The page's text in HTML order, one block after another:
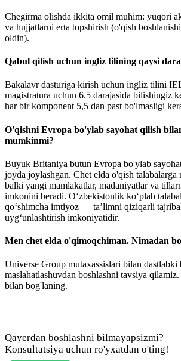
Chegirma olishda ikkita omil muhim: yuqori
va hujjatlarni erta topshirish (o'qish
oldin).
Qabul qilish uchun ingliz tilining qaysi
Bakalavr dasturiga kirish uchun ingliz tilini
magistratura uchun 6.5 darajasida bilishingiz
har bir komponent 5,5 dan past bo'lmasligi
O'qishni Evropa bo'ylab sayohat qilish
mumkinmi?
Buyuk Britaniya butun Evropa bo'ylab
joyda joylashgan. Chet elda o'qish talabalarga
balki yangi mamlakatlar, madaniyatlar va
imkonini beradi. O‘zbekistonlik ko‘plab
qo‘shimcha imtiyoz — ta’limni qiziqarli
uyg‘unlashtirish imkoniyatidir.
Men chet elda o'qimoqchiman. Nimadan
Universe Group mutaxassislari bilan dastlabki
maslahatlashuvdan boshlashni tavsiya
bilan bog'laning.
Qayerdan boshlashni bilmayapsizmi?
Konsultatsiya uchun ro'yxatdan o'ting!